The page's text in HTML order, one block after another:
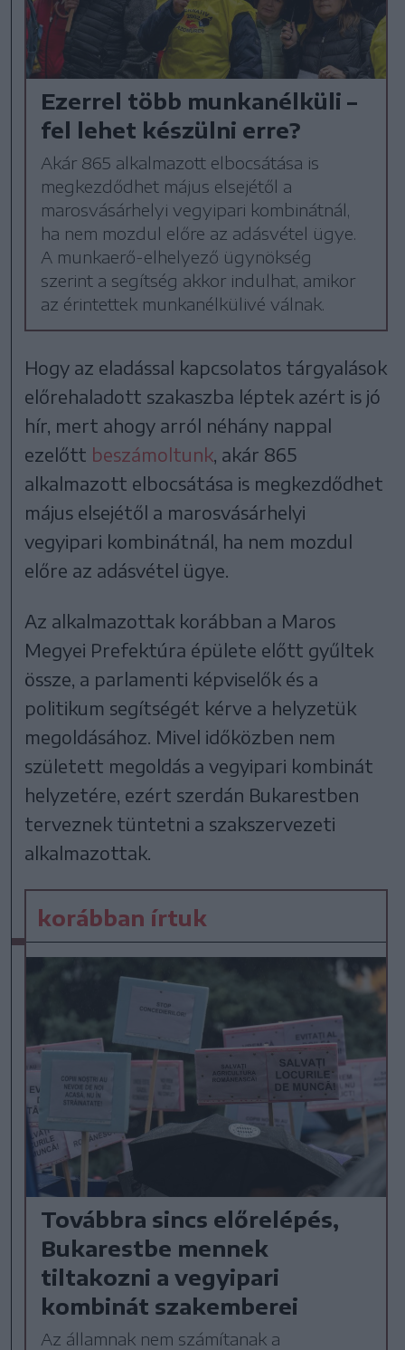
Ezerrel több munkanélküli –
fel lehet készülni erre?
Akár 865 alkalmazott elbocsátása is
megkezdődhet május elsejétől a
marosvásárhelyi vegyipari kombinátnál,
ha nem mozdul előre az adásvétel ügye.
A munkaerő-elhelyező ügynökség
szerint a segítség akkor indulhat, amikor
az érintettek munkanélkülivé válnak.
Hogy az eladással kapcsolatos tárgyalások
előrehaladott szakaszba léptek azért is jó
hír, mert ahogy arról néhány nappal
ezelőtt beszámoltunk, akár 865
alkalmazott elbocsátása is megkezdődhet
május elsejétől a marosvásárhelyi
vegyipari kombinátnál, ha nem mozdul
előre az adásvétel ügye.
Az alkalmazottak korábban a Maros
Megyei Prefektúra épülete előtt gyűltek
össze, a parlamenti képviselők és a
politikum segítségét kérve a helyzetük
megoldásához. Mivel időközben nem
született megoldás a vegyipari kombinát
helyzetére, ezért szerdán Bukarestben
terveznek tüntetni a szakszervezeti
alkalmazottak.
korábban írtuk
Továbbra sincs előrelépés,
Bukarestbe mennek
tiltakozni a vegyipari
kombinát szakemberei
Az államnak nem számítanak a